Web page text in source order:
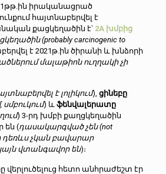
իրականացրած
հայտնաբերվել է
քացկեղածին է՝ 2A խմբից
(probably carcinogenic to
է 2021թ.ին ծիրանի և խնձորի
մալաթիոն ուղղակի չի
է լոլիկում), ցինեբը
սմբուկում) և ֆենվալերատը
) 3-րդ խմբի քաղցկեղածին
են (դասակարգված չեն (not
դեռևս չկան բավարար
վտանգավոր են)։
վերլուծելուց հետո անհրաժեշտ էր